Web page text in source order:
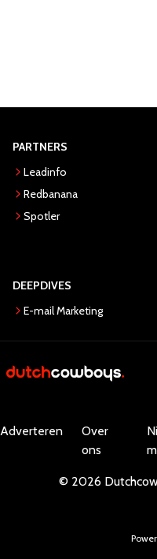
PARTNERS
Leadinfo
Redbanana
Spotler
DEEPDIVES
E-mail Marketing
Adverteren
Over
ons
© 2026